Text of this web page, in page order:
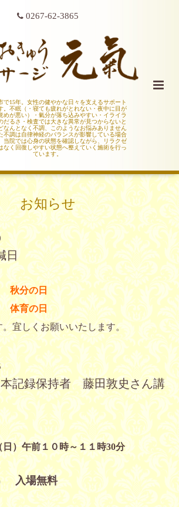
0267-62-3865
で15年。女性の健やかな日々を支えるサポート
。不眠（・寝ても疲れがとれない・夜中に目が
めが悪い）・氣分が落ち込みやすい・イライラ
だるさ・検査では大きな異常が見つからないと
なんとなく不調、このようなお悩みありません
不調は自律神経のバランスが影響している場合
当院では心身の状態を確認しながら、リラクゼ
なく回復しやすい状態へ整えていく施術を行っ
ています。
お知らせ
日
秋分の日
体育の日
宜しくお願いいたします。
記録保持者 藤田敦史さん講
日）午前１０時～１１時30分
入場無料